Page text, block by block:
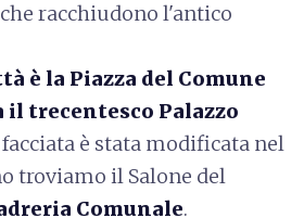
racchiudono l'antico
è la Piazza del Comune
il trecentesco Palazzo
è stata modificata nel
troviamo il Salone del
Comunale.